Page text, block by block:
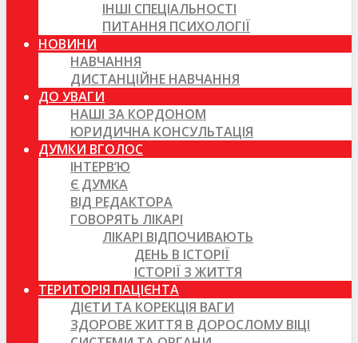
ІНШІ СПЕЦІАЛЬНОСТІ
ПИТАННЯ ПСИХОЛОГІЇ
НОВИНИ
НАВЧАННЯ
ДИСТАНЦІЙНЕ НАВЧАННЯ
ДО УВАГИ
НАШІ ЗА КОРДОНОМ
ЮРИДИЧНА КОНСУЛЬТАЦІЯ
ДУМКИ ВГОЛОС
ІНТЕРВ’Ю
Є ДУМКА
ВІД РЕДАКТОРА
ГОВОРЯТЬ ЛІКАРІ
ЛІКАРІ ВІДПОЧИВАЮТЬ
ДЕНЬ В ІСТОРІЇ
ІСТОРІЇ З ЖИТТЯ
ТЕРИТОРІЯ ПАЦІЄНТА
ДІЄТИ ТА КОРЕКЦІЯ ВАГИ
ЗДОРОВЕ ЖИТТЯ В ДОРОСЛОМУ ВІЦІ